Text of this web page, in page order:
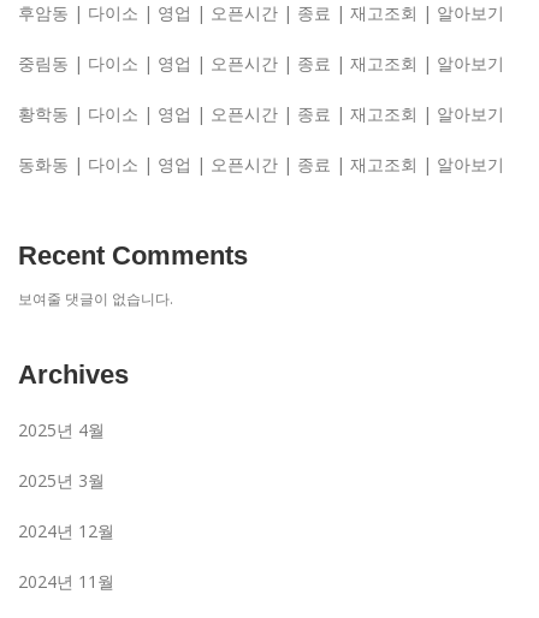
후암동 | 다이소 | 영업 | 오픈시간 | 종료 | 재고조회 | 알아보기
중림동 | 다이소 | 영업 | 오픈시간 | 종료 | 재고조회 | 알아보기
황학동 | 다이소 | 영업 | 오픈시간 | 종료 | 재고조회 | 알아보기
동화동 | 다이소 | 영업 | 오픈시간 | 종료 | 재고조회 | 알아보기
Recent Comments
보여줄 댓글이 없습니다.
Archives
2025년 4월
2025년 3월
2024년 12월
2024년 11월